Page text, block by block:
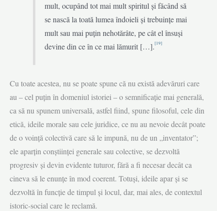
mult, ocupând tot mai mult spiritul și făcând să
se nască la toată lumea îndoieli și trebuințe mai
mult sau mai puțin nehotărâte, pe cât el însuși
devine din ce în ce mai lămurit […].[19]
Cu toate acestea, nu se poate spune că nu există adevăruri care
au – cel puțin în domeniul istoriei – o semnificație mai generală,
ca să nu spunem universală, astfel fiind, spune filosoful, cele din
etică, ideile morale sau cele juridice, ce nu au nevoie decât poate
de o voință colectivă care să le impună, nu de un „inventator”;
ele aparțin conștiinței generale sau colective, se dezvoltă
progresiv și devin evidente tuturor, fără a fi necesar decât ca
cineva să le enunțe în mod coerent. Totuși, ideile apar și se
dezvoltă în funcție de timpul și locul, dar, mai ales, de contextul
istoric-social care le reclamă.